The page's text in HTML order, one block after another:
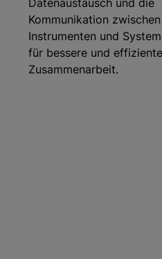
Datenaustausch und die
Kommunikation zwischen
Instrumenten und
für bessere und
Zusammenarbeit.